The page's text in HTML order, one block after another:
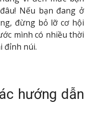
Nếu bạn đang ở
đừng bỏ lỡ cơ hội
mình có nhiều thời
đỉnh núi.
hướng dẫn